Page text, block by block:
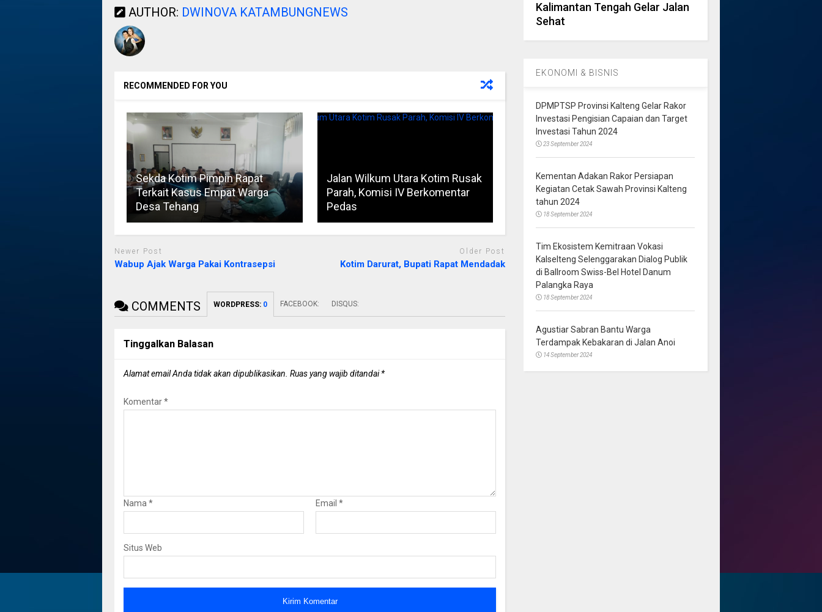
AUTHOR: DWINOVA KATAMBUNGNEWS
RECOMMENDED FOR YOU
Sekda Kotim Pimpin Rapat
Terkait Kasus Empat Warga
Desa Tehang
Jalan Wilkum Utara Kotim Rusak
Parah, Komisi IV Berkomentar
Pedas
Newer Post
Wabup Ajak Warga Pakai Kontrasepsi
Older Post
Kotim Darurat, Bupati Rapat Mendadak
COMMENTS WORDPRESS: 0 FACEBOOK: DISQUS:
Tinggalkan Balasan
Alamat email Anda tidak akan dipublikasikan. Ruas yang wajib ditandai*
Komentar*
Nama * Email *
Situs Web
Kalimantan Tengah Gelar Jalan
Sehat
EKONOMI & BISNIS
DPMPTSP Provinsi Kalteng Gelar Rakor
Investasi Pengisian Capaian dan Target
Investasi Tahun 2024
23 September 2024
Kementan Adakan Rakor Persiapan
Kegiatan Cetak Sawah Provinsi Kalteng
tahun 2024
18 September 2024
Tim Ekosistem Kemitraan Vokasi
Kalselteng Selenggarakan Dialog Publik
di Ballroom Swiss-Bel Hotel Danum
Palangka Raya
18 September 2024
Agustiar Sabran Bantu Warga
Terdampak Kebakaran di Jalan Anoi
14 September 2024